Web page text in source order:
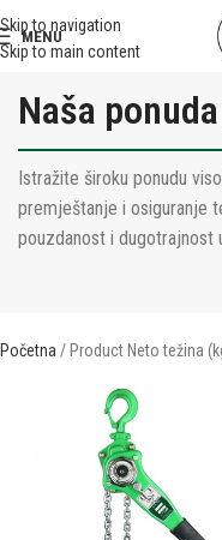
Skip to navigation
Skip to main content
MENU
Naša
Istražite široku ponudu
premještanje i osiguranje
pouzdanost i dugotrajnost
Početna Product Neto težina